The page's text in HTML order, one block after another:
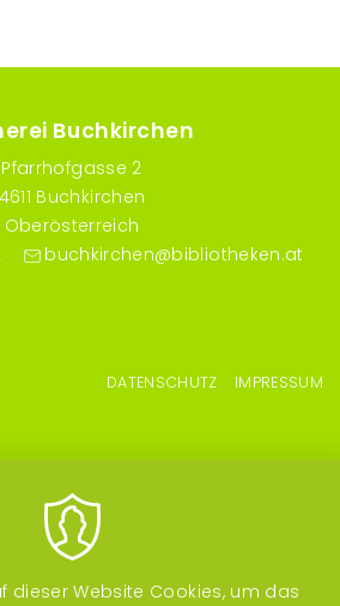
Buchkirchen
Pfarrhofgasse 2
4611 Buchkirchen
Oberösterreich
buchkirchen@bibliotheken.at
DATENSCHUTZ IMPRESSUM
dieser Website Cookies, um das